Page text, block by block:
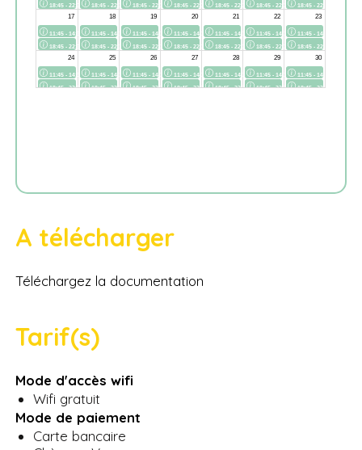
A télécharger
Téléchargez la documentation
Tarif(s)
Mode d'accès wifi
Wifi gratuit
Mode de paiement
Carte bancaire